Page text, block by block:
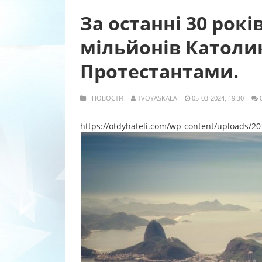
За останні 30
мільйонів
Протестантами.
НОВОСТИ TVOYASKALA 05-03-2024, 19:30
https://otdyhateli.com/wp-content/uploads/